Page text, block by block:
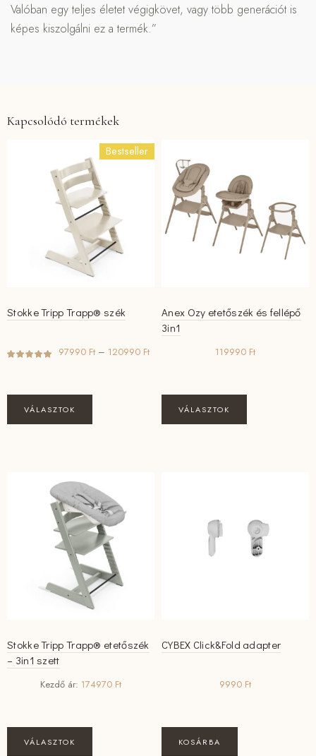
Valóban egy teljes életet végigkövet, vagy több generációt is
képes kiszolgálni ez a termék.”
Kapcsolódó termékek
Bestseller
Stokke Tripp Trapp® szék
97990 Ft – 120990 FtÁrtartomány:
120990 Ft
VÁLASZTOK
a
van.
A
változatok
a
termékoldalon
választhatók
ki
Anex Ozy etetőszék és fellépő
3in1
119990 Ft
VÁLASZTOK
a
változatok
termékoldalon
Stokke Tripp Trapp® etetőszék
– 3in1 szett
Kezdő ár: 174970 Ft
VÁLASZTOK
CYBEX Click&Fold adapter
9990 Ft
KOSÁRBA